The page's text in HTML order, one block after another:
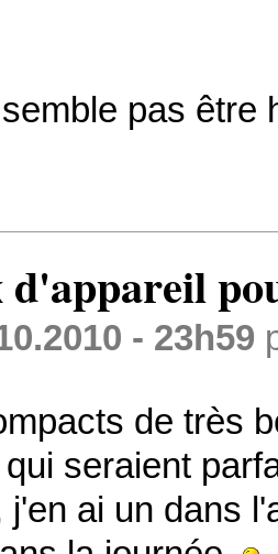
pas être
d'appareil
- 23h59
de très
seraient
j'en ai un dans